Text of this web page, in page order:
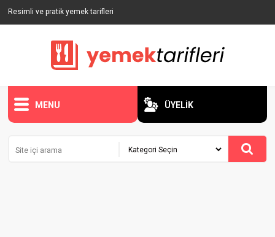
Resimli ve pratik yemek tarifleri
MENU ÜYELİK